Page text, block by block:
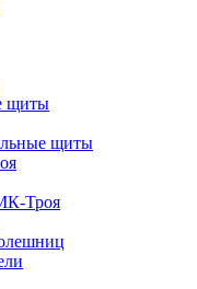
щиты
щиты
Троя